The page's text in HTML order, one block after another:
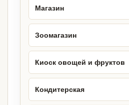
Магазин
Зоомагазин
Киоск овощей и фруктов
Кондитерская